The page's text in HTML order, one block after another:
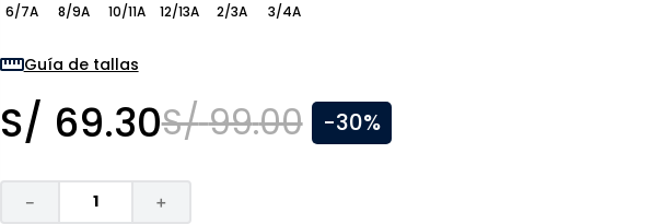
6/7A 8/9A 10/11A 12/13A 2/3A 3/4A
Guía de tallas
S/ 69.30S/ 99.00 -30%
＋
－